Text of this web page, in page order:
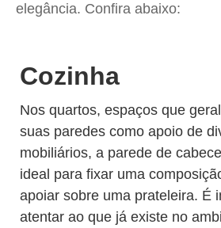
elegância. Confira abaixo:
Cozinha
Nos quartos, espaços que
suas paredes como apoio de
mobiliários, a parede de
ideal para fixar uma
apoiar sobre uma prateleira. É
atentar ao que já existe no